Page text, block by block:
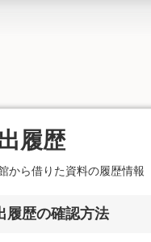
履歴
から借りた資料の履歴情報
履歴の確認方法